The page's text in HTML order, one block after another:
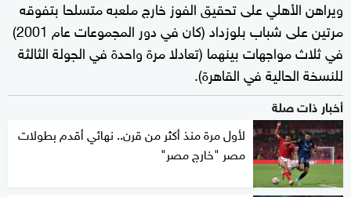
ويراهن الأهلي على تحقيق الفوز خارج ملعبه متسلحا بتفوقه
مرتين على شباب بلوزداد (كان في دور المجموعات عام 2001)
في ثلاث مواجهات بينهما (تعادلا مرة واحدة في الجولة الثالثة
للنسخة الحالية في القاهرة).
أخبار ذات صلة
لأول مرة منذ أكثر من قرن.. نهائي أقدم بطولات
مصر "خارج مصر"